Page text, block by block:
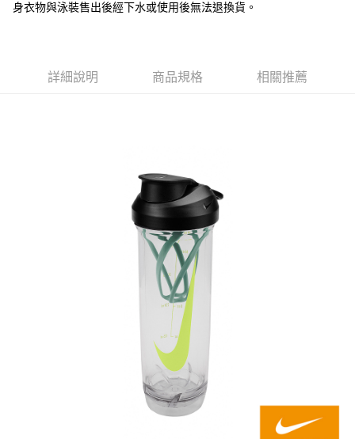
身衣物與泳裝售出後經下水或使用後無法退換貨。
詳細說明 商品規格 相關推薦